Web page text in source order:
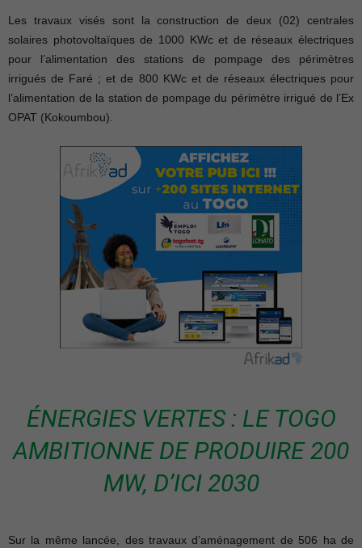
Les travaux visés sont la construction de deux (02) centrales
solaires photovoltaïques de 1000 KWc et de réseaux électriques
pour l’alimentation des stations de pompage des périmètres
irrigués de Faré ; et de 800 KWc et de réseaux électriques pour
l’alimentation de la station de pompage du périmètre irrigué de l’Ex
OPAT (Kokoumbou).
ÉNERGIES VERTES : LE TOGO
AMBITIONNE DE PRODUIRE 200
MW, D’ICI 2030
Sur la même lancée, des travaux d’aménagement de 506 ha de